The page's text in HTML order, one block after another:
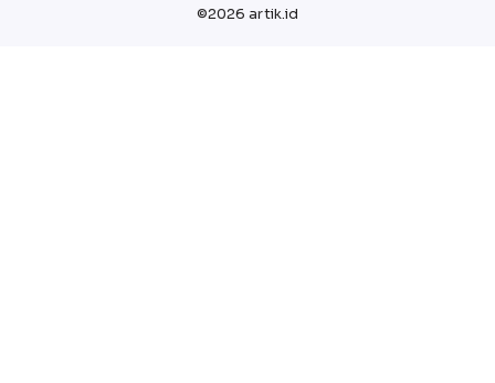
©2026 artik.id